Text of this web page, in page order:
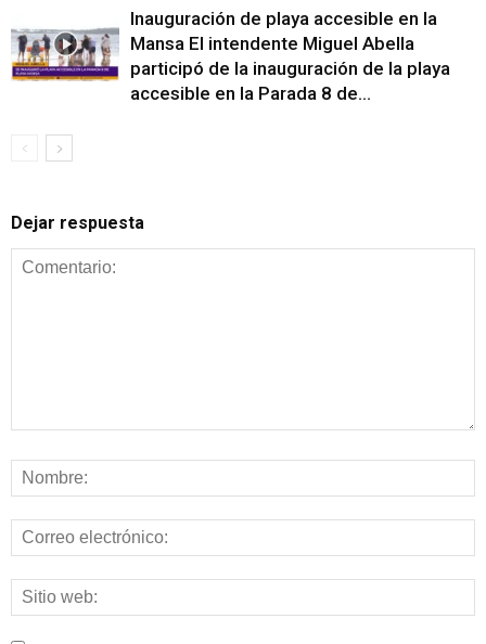
Inauguración de playa accesible en la
Mansa El intendente Miguel Abella
participó de la inauguración de la playa
accesible en la Parada 8 de...
Dejar respuesta